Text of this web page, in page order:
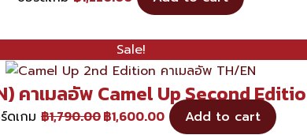
Sale!
คาเมลอัพ Camel Up Second
ดเกม ฿1,790.00฿1,600.00 Add to cart